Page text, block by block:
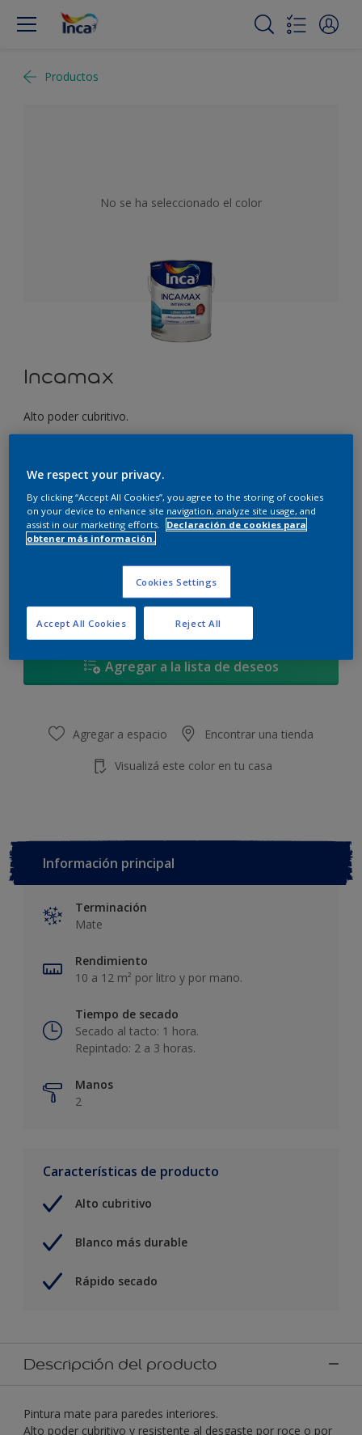
Productos
No se ha seleccionado el color
Incamax
Alto poder cubritivo.
3,6 L
17,4 L
Calculadora de pintura
Calcular
Agregar a la lista de deseos
Agregar a espacio Encontrar una tienda
Visualizá este color en tu casa
Información principal
Terminación
Mate
Rendimiento
10 a 12 m² por litro y por mano.
Tiempo de secado
Secado al tacto: 1 hora.
Repintado: 2 a 3 horas.
Manos
2
Características de producto
Alto cubritivo
Blanco más durable
Rápido secado
Descripción del producto
Pintura mate para paredes interiores.
Alto poder cubritivo y resistente al desgaste por roce o por
We respect your privacy.
By clicking “Accept All Cookies”, you agree to the storing of cookies
on your device to enhance site navigation, analyze site usage, and
assist in our marketing efforts.
Declaración de cookies para
obtener más información.
Cookies Settings
Reject All
Accept All Cookies